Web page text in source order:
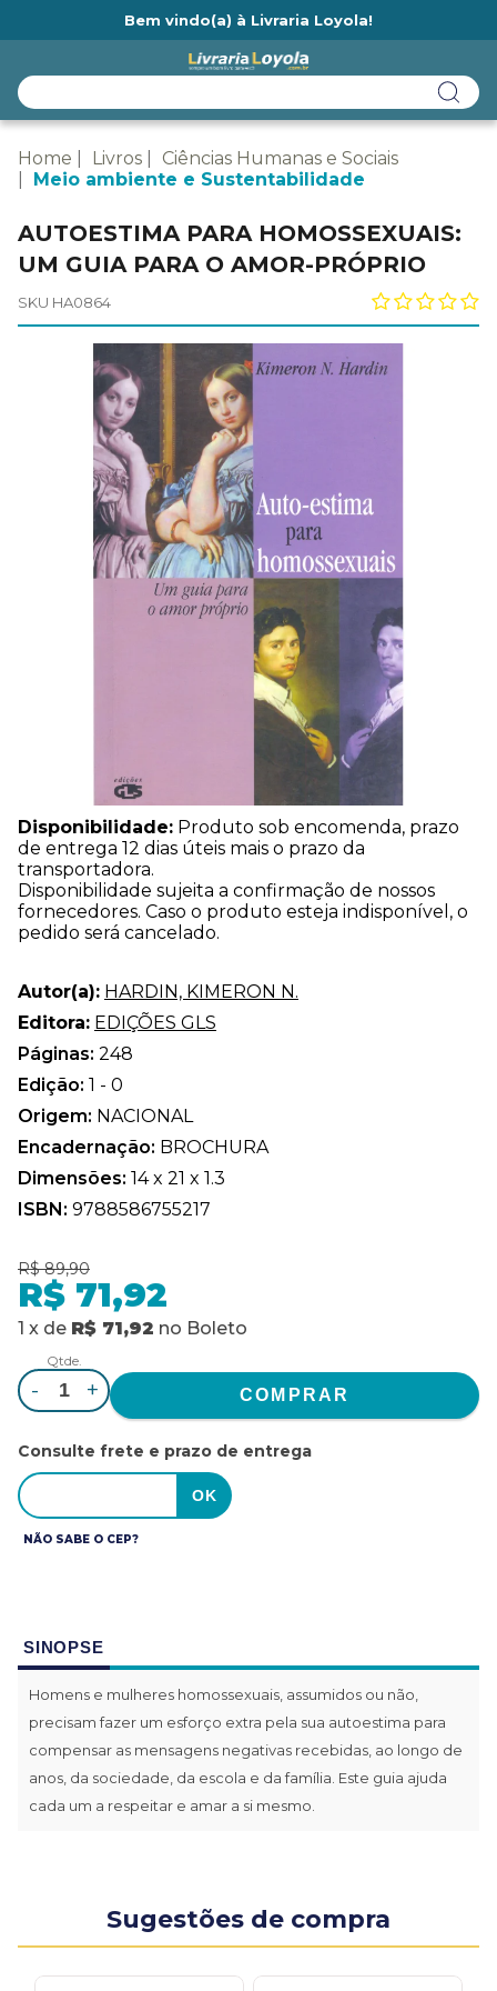
Bem vindo(a) à Livraria Loyola!
Home Livros
Ciências Humanas e Sociais
Meio ambiente e Sustentabilidade
AUTOESTIMA PARA HOMOSSEXUAIS:
UM GUIA PARA O AMOR-PRÓPRIO
SKU HA0864
Disponibilidade: Produto sob encomenda, prazo
de entrega 12 dias úteis mais o prazo da
transportadora.
Disponibilidade sujeita a confirmação de nossos
fornecedores. Caso o produto esteja indisponível, o
pedido será cancelado.
Autor(a): HARDIN, KIMERON N.
Editora: EDIÇÕES GLS
Páginas: 248
Edição: 1 - 0
Origem: NACIONAL
Encadernação: BROCHURA
Dimensões: 14 x 21 x 1.3
ISBN: 9788586755217
R$ 89,90
R$ 71,92
1 x de R$ 71,92 no Boleto
Qtde.
- +
Consulte frete e prazo de entrega
NÃO SABE O CEP?
SINOPSE
Homens e mulheres homossexuais, assumidos ou não,
precisam fazer um esforço extra pela sua autoestima para
compensar as mensagens negativas recebidas, ao longo de
anos, da sociedade, da escola e da família. Este guia ajuda
cada um a respeitar e amar a si mesmo.
Sugestões de compra